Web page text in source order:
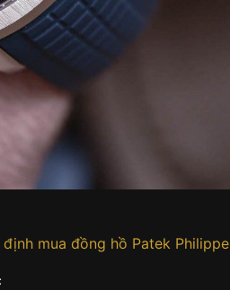
mua đồng hồ Patek Philippe